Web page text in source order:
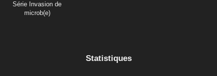
Série Invasion de
microb(e)
Statistiques